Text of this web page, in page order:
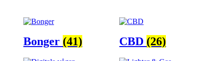
Bonger (41) CBD (26)